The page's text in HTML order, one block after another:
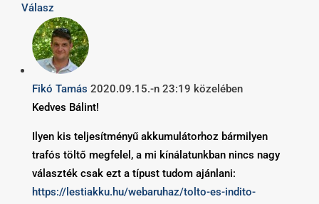
Válasz
Fikó Tamás 2020.09.15.-n 23:19 közelében
Kedves Bálint!
Ilyen kis teljesítményű akkumulátorhoz bármilyen
trafós töltő megfelel, a mi kínálatunkban nincs nagy
választék csak ezt a típust tudom ajánlani:
https://lestiakku.hu/webaruhaz/tolto-es-indito-